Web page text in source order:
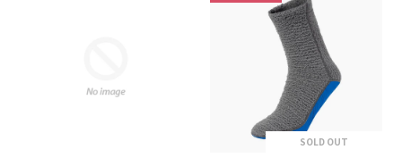
SOLD OUT